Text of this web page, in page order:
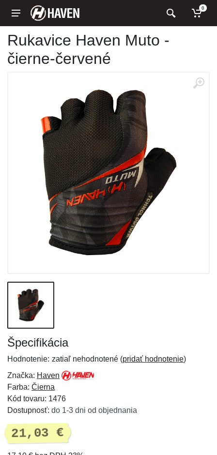
0
Rukavice Haven Muto -
čierne-červené
Špecifikácia
Hodnotenie: zatiaľ nehodnotené (pridať hodnotenie)
Značka: Haven
Farba: Čierna
Kód tovaru: 1476
Dostupnosť: do 1-3 dni od objednania
21,03 €